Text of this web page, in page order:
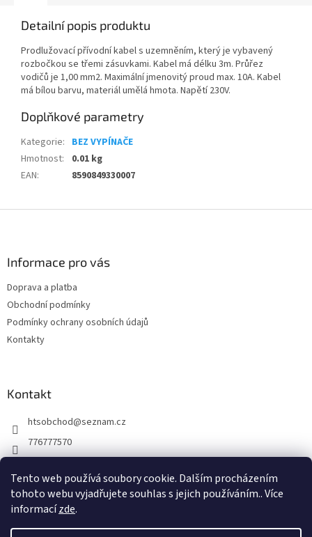
Tento web používá soubory cookie. Dalším procházením
tohoto webu vyjadřujete souhlas s jejich používáním.. Více
informacízde.
Detailní popis produktu
Prodlužovací přívodní kabel s uzemněním, který je vybavený
rozbočkou se třemi zásuvkami. Kabel má délku 3m. Průřez
vodičů je 1,00 mm2. Maximální jmenovitý proud max. 10A. Kabel
má bílou barvu, materiál umělá hmota. Napětí 230V.
Doplňkové parametry
Kategorie: BEZ VYPÍNAČE
Hmotnost:
0.01 kg
EAN: 8590849330007
Informace pro vás
Doprava a platba
Obchodní podmínky
Podmínky ochrany osobních údajů
Kontakty
Kontakt
htsobchod@seznam.cz
776777570
https://www.facebook.com/Elektro-Vr%C5%A1ovick%C3%A1-229
214624677338